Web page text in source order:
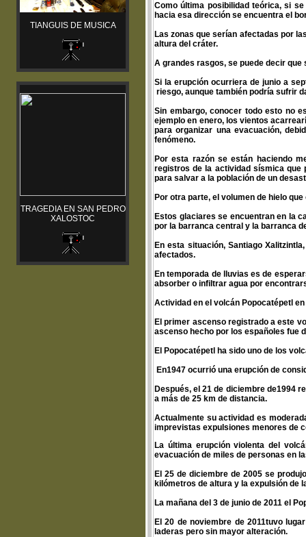
TIANGUIS DE MUSICA
TRAGEDIA EN SAN PEDRO
XALOSTOC
Como última posibilidad teórica, si
hacia esa dirección se encuentra el
Las zonas que serían afectadas por
altura del cráter.
A grandes rasgos, se puede decir
Si la erupción ocurriera de junio a
riesgo, aunque también podría sufrir
Sin embargo, conocer todo esto no
ejemplo en enero, los vientos
para organizar una evacuación,
fenómeno.
Por esta razón se están haciendo
registros de la actividad sísmica que
para salvar a la población de un
Por otra parte, el volumen de hielo
Estos glaciares se encuentran en la
por la barranca central y la barranca
En esta situación, Santiago
afectados.
En temporada de lluvias es de
absorber o infiltrar agua por
Actividad en el volcán Popocatépetl
El primer ascenso registrado a este
ascenso hecho por los españoles fue
El Popocatépetl ha sido uno de los
En1947 ocurrió una erupción de
Después, el 21 de diciembre de1994
a más de 25 km de distancia.
Actualmente su actividad es
imprevistas expulsiones menores de
La última erupción violenta del
evacuación de miles de personas en
El 25 de diciembre de 2005 se
kilómetros de altura y la expulsión de
La mañana del 3 de junio de 2011 el
El 20 de noviembre de 2011tuvo
laderas pero sin mayor alteración.